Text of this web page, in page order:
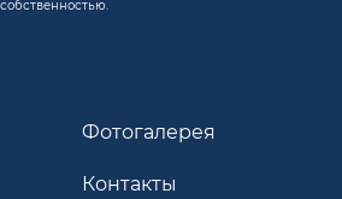
Фотогалерея
Контакты